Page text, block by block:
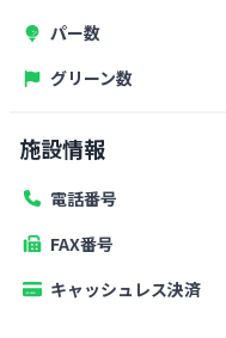
パー数
グリーン数
施設情報
電話番号
FAX番号
キャッシュレス決済